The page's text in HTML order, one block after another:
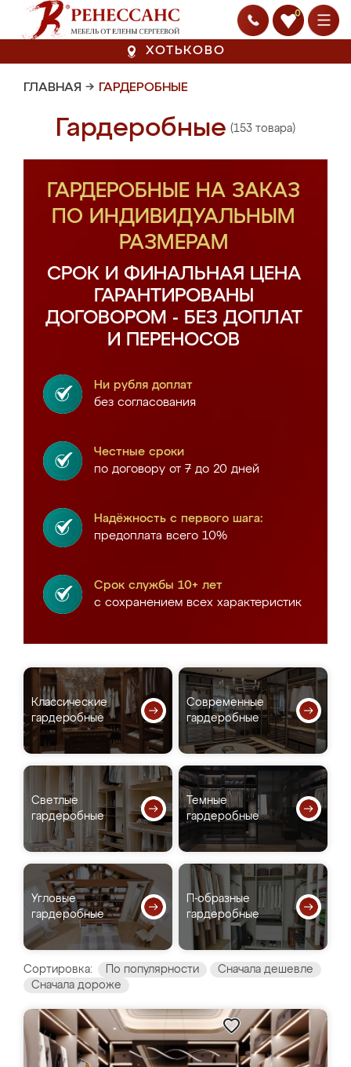
0
ХОТЬКОВО
ГЛАВНАЯ → ГАРДЕРОБНЫЕ
Гардеробные (153 товара)
ГАРДЕРОБНЫЕ НА ЗАКАЗ
ПО ИНДИВИДУАЛЬНЫМ
РАЗМЕРАМ
СРОК И ФИНАЛЬНАЯ ЦЕНА
ГАРАНТИРОВАНЫ
ДОГОВОРОМ - БЕЗ ДОПЛАТ
И ПЕРЕНОСОВ
Ни рубля доплат
без согласования
Честные сроки
по договору от 7 до 20 дней
Надёжность с первого шага:
предоплата всего 10%
Срок службы 10+ лет
с сохранением всех характеристик
Классические
гардеробные
Современные
гардеробные
Светлые
гардеробные
Темные
гардеробные
Угловые
гардеробные
П-образные
гардеробные
Сортировка: По популярности
Сначала дешевле
Сначала дороже